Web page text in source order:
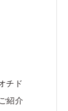
チド
紹介